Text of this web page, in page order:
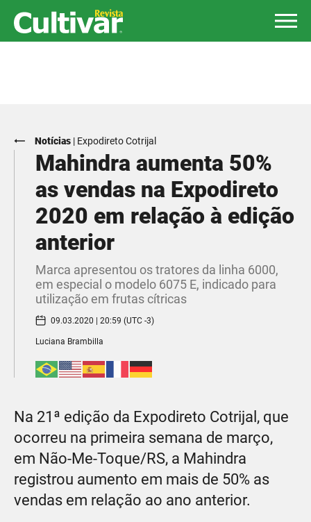
Notícias | Expodireto Cotrijal
Mahindra aumenta 50%
as vendas na Expodireto
2020 em relação à edição
anterior
Marca apresentou os tratores da linha 6000,
em especial o modelo 6075 E, indicado para
utilização em frutas cítricas
09.03.2020 | 20:59 (UTC -3)
Luciana Brambilla
Na 21ª edição da Expodireto Cotrijal, que
ocorreu na primeira semana de março,
em Não-Me-Toque/RS, a Mahindra
registrou aumento em mais de 50% as
vendas em relação ao ano anterior.